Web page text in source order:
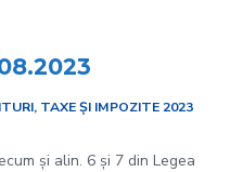
TAXE ȘI IMPOZITE 2023
și alin. 6 și 7 din Legea